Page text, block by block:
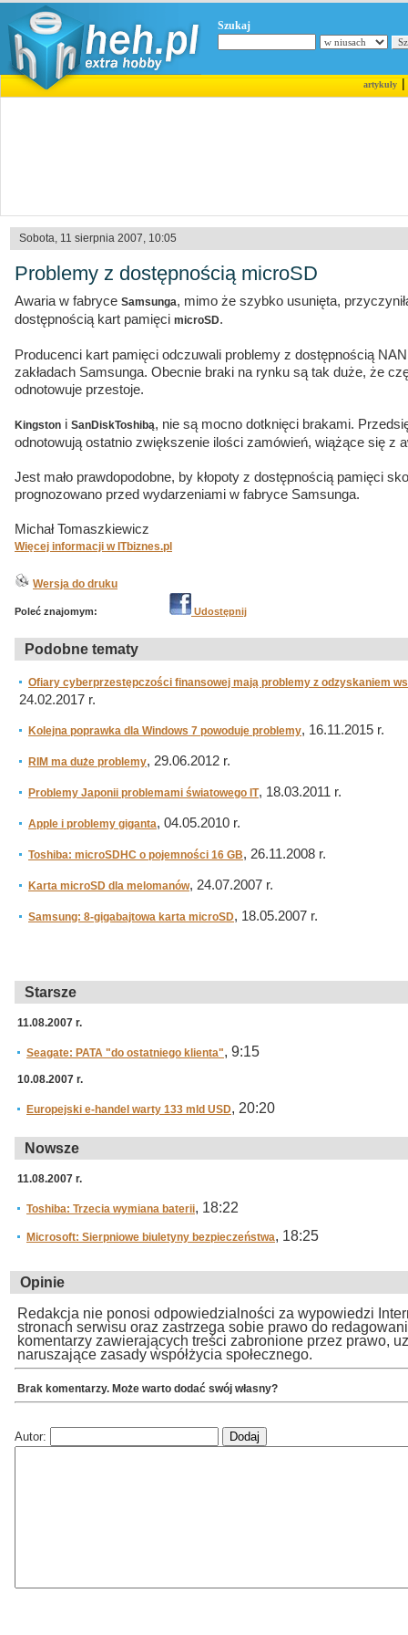
Szukaj
artykuły|
Sobota, 11 sierpnia 2007, 10:05
Problemy z dostępnością microSD
Awaria w fabryce Samsunga, mimo że szybko usunięta,
dostępnością kart pamięci microSD.
Producenci kart pamięci odczuwali problemy z dostępnością
zakładach Samsunga. Obecnie braki na rynku są tak duże, że
odnotowuje przestoje.
Kingston i SanDiskToshibą, nie są mocno dotknięci brakami.
odnotowują ostatnio zwiększenie ilości zamówień, wiążące się z
Jest mało prawdopodobne, by kłopoty z dostępnością pamięci
prognozowano przed wydarzeniami w fabryce Samsunga.
Michał Tomaszkiewicz
Więcej informacji w ITbiznes.pl
Wersja do druku
Poleć znajomym: Udostępnij
Podobne tematy
Ofiary cyberprzestępczości finansowej mają problemy z odzyskaniem
24.02.2017 r.
Kolejna poprawka dla Windows 7 powoduje problemy, 16.11.2015 r.
RIM ma duże problemy, 29.06.2012 r.
Problemy Japonii problemami światowego IT, 18.03.2011 r.
Apple i problemy giganta, 04.05.2010 r.
Toshiba: microSDHC o pojemności 16 GB, 26.11.2008 r.
Karta microSD dla melomanów, 24.07.2007 r.
Samsung: 8-gigabajtowa karta microSD, 18.05.2007 r.
Starsze
11.08.2007 r.
Seagate: PATA "do ostatniego klienta", 9:15
10.08.2007 r.
Europejski e-handel warty 133 mld USD, 20:20
Nowsze
11.08.2007 r.
Toshiba: Trzecia wymiana baterii, 18:22
Microsoft: Sierpniowe biuletyny bezpieczeństwa, 18:25
Opinie
Redakcja nie ponosi odpowiedzialności za wypowiedzi
stronach serwisu oraz zastrzega sobie prawo do
komentarzy zawierających treści zabronione przez prawo,
naruszające zasady współżycia społecznego.
Brak komentarzy. Może warto dodać swój własny?
Autor: